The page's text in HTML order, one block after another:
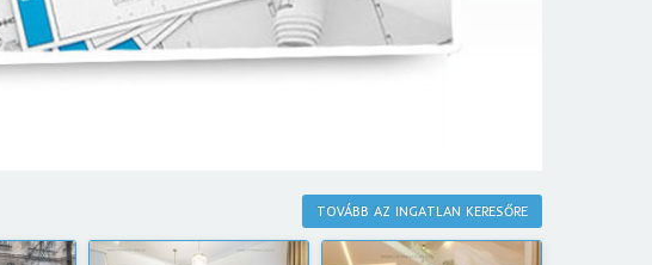
TOVÁBB AZ INGATLAN KERESŐRE